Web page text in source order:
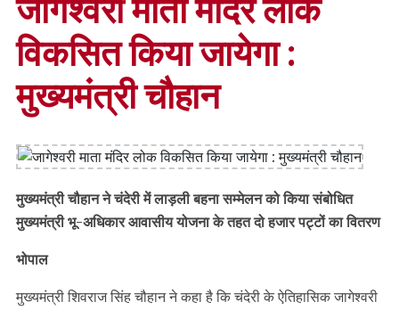
जागेश्वरी माता मंदिर लोक
विकसित किया जायेगा :
मुख्यमंत्री चौहान
मुख्यमंत्री चौहान ने चंदेरी में लाड़ली बहना सम्मेलन को किया संबोधित
मुख्यमंत्री भू-अधिकार आवासीय योजना के तहत दो हजार पट्टों का वितरण
भोपाल
मुख्यमंत्री शिवराज सिंह चौहान ने कहा है कि चंदेरी के ऐतिहासिक जागेश्वरी